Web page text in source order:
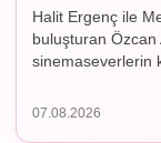
Halit Ergenç ile
buluşturan Özcan
sinemaseverlerin
07.08.2026